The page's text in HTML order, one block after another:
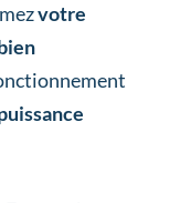
votre